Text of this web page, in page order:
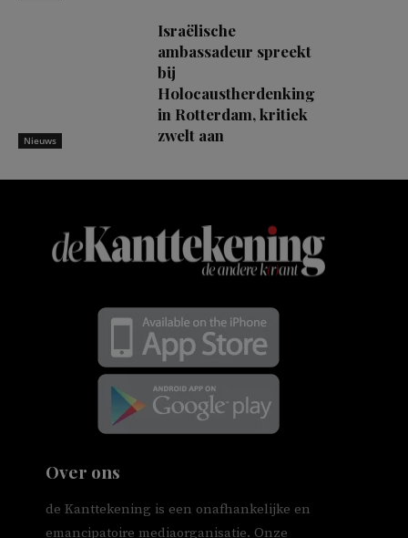
Nieuws
Israëlische
ambassadeur spreekt
bij
Holocaustherdenking
in Rotterdam, kritiek
zwelt aan
Over ons
de Kanttekening is een onafhankelijke en
emancipatoire mediaorganisatie. Onze